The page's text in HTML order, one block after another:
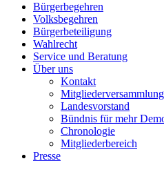
Bürgerbegehren
Volksbegehren
Bürgerbeteiligung
Wahlrecht
Service und Beratung
Über uns
Kontakt
Mitgliederversammlung
Landesvorstand
Bündnis für mehr
Chronologie
Mitgliederbereich
Presse